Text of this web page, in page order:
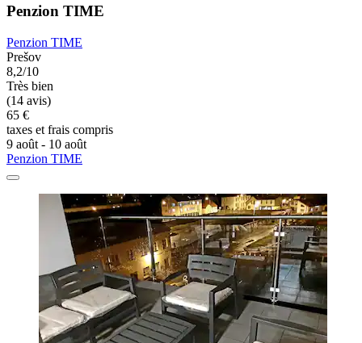
Penzion TIME
Penzion TIME
Prešov
8,2/10
Très bien
(14 avis)
65 €
taxes et frais compris
9 août - 10 août
Penzion TIME